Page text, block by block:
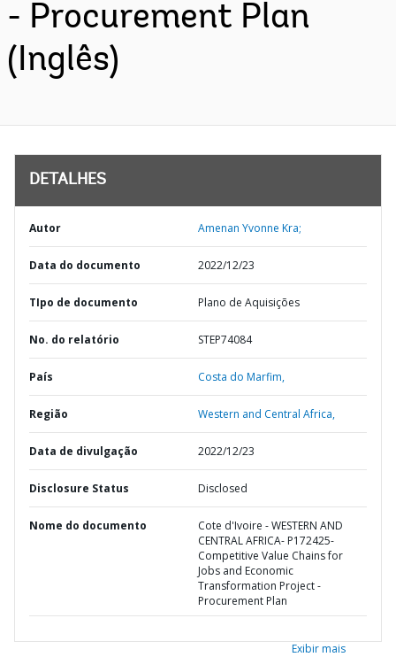
- Procurement Plan
(Inglês)
DETALHES
Autor Amenan Yvonne Kra;
Data do documento 2022/12/23
TIpo de documento Plano de Aquisições
No. do relatório STEP74084
País Costa do Marfim,
Região Western and Central Africa,
Data de divulgação 2022/12/23
Disclosure Status Disclosed
Nome do documento
Cote d'Ivoire - WESTERN AND
CENTRAL AFRICA- P172425-
Competitive Value Chains for
Jobs and Economic
Transformation Project -
Procurement Plan
Exibir mais